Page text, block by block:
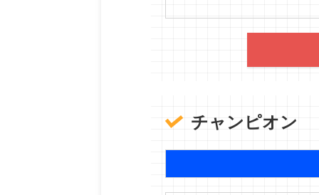
チャンピオン